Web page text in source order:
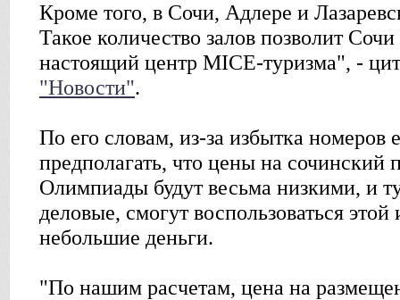
Кроме того, в Сочи, Адлере и
Такое количество залов позволит Сочи
настоящий центр MICE-туризма", -
"Новости".
По его словам, из-за избытка номеров
предполагать, что цены на сочинский
Олимпиады будут весьма низкими, и
деловые, смогут воспользоваться
небольшие деньги.
"По нашим расчетам, цена на